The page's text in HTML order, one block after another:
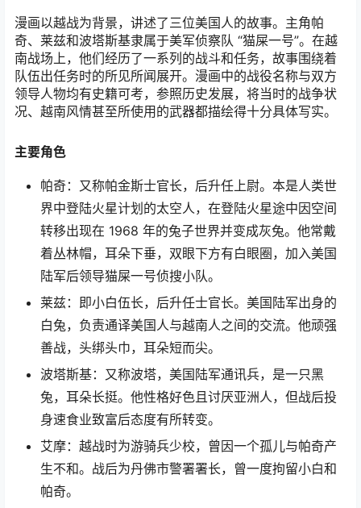
漫画以越战为背景，讲述了三位美国人的故事。主角帕
奇、莱兹和波塔斯基隶属于美军侦察队 “猫屎一号”。在越
南战场上，他们经历了一系列的战斗和任务，故事围绕着
队伍出任务时的所见所闻展开。漫画中的战役名称与双方
领导人物均有史籍可考，参照历史发展，将当时的战争状
况、越南风情甚至所使用的武器都描绘得十分具体写实。
主要角色
帕奇：又称帕金斯士官长，后升任上尉。本是人类世
界中登陆火星计划的太空人，在登陆火星途中因空间
转移出现在 1968 年的兔子世界并变成灰兔。他常戴
着丛林帽，耳朵下垂，双眼下方有白眼圈，加入美国
陆军后领导猫屎一号侦搜小队。
莱兹：即小白伍长，后升任士官长。美国陆军出身的
白兔，负责通译美国人与越南人之间的交流。他顽强
善战，头绑头巾，耳朵短而尖。
波塔斯基：又称波塔，美国陆军通讯兵，是一只黑
兔，耳朵长挺。他性格好色且讨厌亚洲人，但战后投
身速食业致富后态度有所转变。
艾摩：越战时为游骑兵少校，曾因一个孤儿与帕奇产
生不和。战后为丹佛市警署署长，曾一度拘留小白和
帕奇。